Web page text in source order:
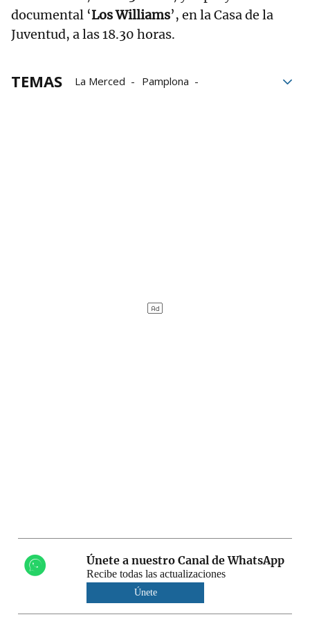
documental ‘Los Williams’, en la Casa de la
Juventud, a las 18.30 horas.
TEMAS La Merced
Pamplona
Únete a nuestro Canal de WhatsApp
Recibe todas las actualizaciones
Únete